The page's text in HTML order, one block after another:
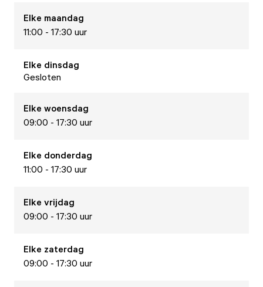
Elke maandag
11:00 - 17:30 uur
Elke dinsdag
Gesloten
Elke woensdag
09:00 - 17:30 uur
Elke donderdag
11:00 - 17:30 uur
Elke vrijdag
09:00 - 17:30 uur
Elke zaterdag
09:00 - 17:30 uur